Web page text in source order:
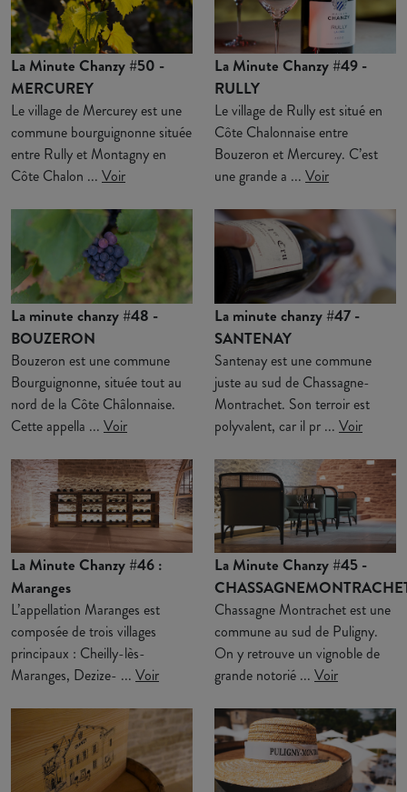
La Minute Chanzy #50 -
MERCUREY
Le village de Mercurey est une
commune bourguignonne située
entre Rully et Montagny en
Côte Chalon ... Voir
La Minute Chanzy #49 -
RULLY
Le village de Rully est situé en
Côte Chalonnaise entre
Bouzeron et Mercurey. C’est
une grande a ... Voir
La minute chanzy #48 -
BOUZERON
Bouzeron est une commune
Bourguignonne, située tout au
nord de la Côte Châlonnaise.
Cette appella ... Voir
La minute chanzy #47 -
SANTENAY
Santenay est une commune
juste au sud de Chassagne-
Montrachet. Son terroir est
polyvalent, car il pr ... Voir
La Minute Chanzy #46 :
Maranges
L’appellation Maranges est
composée de trois villages
principaux : Cheilly-lès-
Maranges, Dezize- ... Voir
La Minute Chanzy #45 -
Chassagne Montrachet est une
commune au sud de Puligny.
On y retrouve un vignoble de
grande notorié ... Voir